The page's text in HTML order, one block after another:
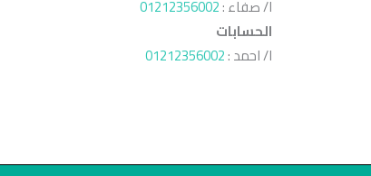
ا/ صفاء :01212356002
الحسابات
ا/ احمد :01212356002